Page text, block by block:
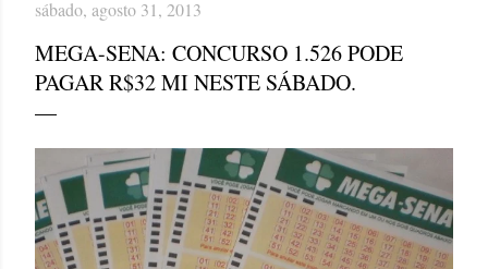
sábado, agosto 31, 2013
MEGA-SENA: CONCURSO 1.526 PODE
PAGAR R$32 MI NESTE SÁBADO.